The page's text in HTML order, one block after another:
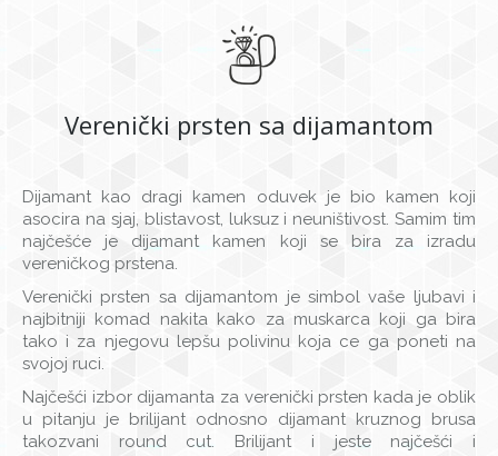
Verenički prsten sa dijamantom
Dijamant kao dragi kamen oduvek je bio kamen koji
asocira na sjaj, blistavost, luksuz i neuništivost. Samim tim
najčešće je dijamant kamen koji se bira za izradu
vereničkog prstena.
Verenički prsten sa dijamantom je simbol vaše ljubavi i
najbitniji komad nakita kako za muskarca koji ga bira
tako i za njegovu lepšu polivinu koja ce ga poneti na
svojoj ruci.
Najčešći izbor dijamanta za verenički prsten kada je oblik
u pitanju je brilijant odnosno dijamant kruznog brusa
takozvani round cut. Brilijant i jeste najčešći i